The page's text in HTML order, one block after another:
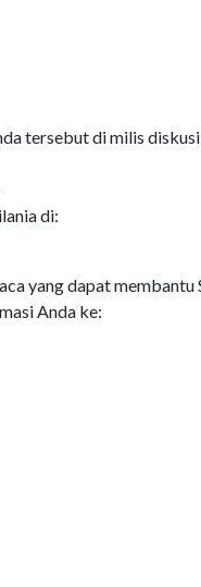
tersebut di milis
di:
yang dapat
Anda ke: